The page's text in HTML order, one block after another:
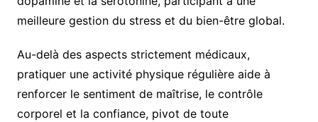
meilleure gestion du stress et du bien-être global.
Au-delà des aspects strictement médicaux,
pratiquer une activité physique régulière aide à
renforcer le sentiment de maîtrise, le contrôle
corporel et la confiance, pivot de toute